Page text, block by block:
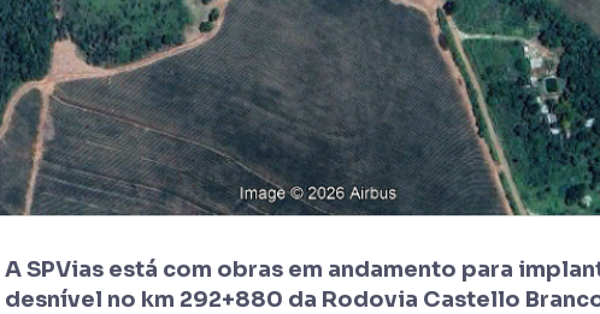
A SPVias está com obras em andamento para
desnível no km 292+880 da Rodovia Castello